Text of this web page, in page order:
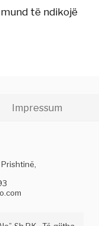
të ndikojë
Impressum